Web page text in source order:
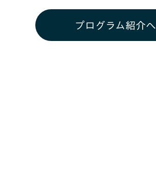
プログラム紹介へ